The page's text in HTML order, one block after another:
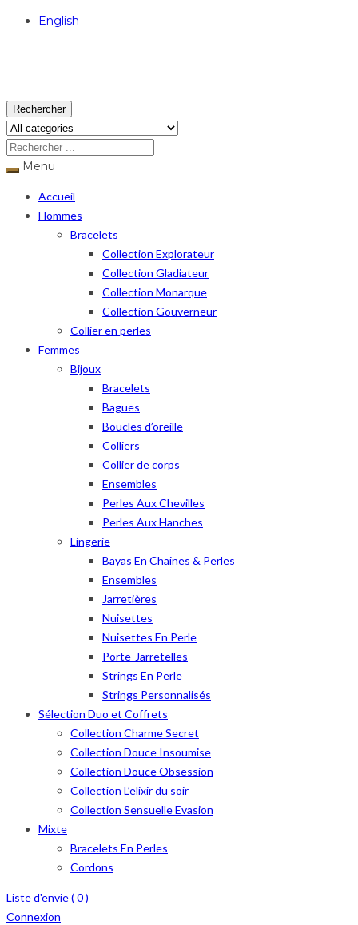
English
Rechercher
Menu
Accueil
Hommes
Bracelets
Collection Explorateur
Collection Gladiateur
Collection Monarque
Collection Gouverneur
Collier en perles
Femmes
Bijoux
Bracelets
Bagues
Boucles d’oreille
Colliers
Collier de corps
Ensembles
Perles Aux Chevilles
Perles Aux Hanches
Lingerie
Bayas En Chaines & Perles
Ensembles
Jarretières
Nuisettes
Nuisettes En Perle
Porte-Jarretelles
Strings En Perle
Strings Personnalisés
Sélection Duo et Coffrets
Collection Charme Secret
Collection Douce Insoumise
Collection Douce Obsession
Collection L’elixir du soir
Collection Sensuelle Evasion
Mixte
Bracelets En Perles
Cordons
Liste d'envie (0)
Connexion